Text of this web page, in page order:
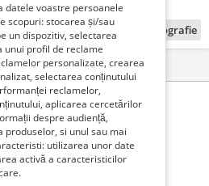
fotografie
Contact
FABRICA
datele voastre persoanele
scopuri: stocarea și/sau
un dispozitiv, selectarea
unui profil de reclame
personalizate, crearea
selectarea conținutului
reclamelor,
aplicarea cercetărilor
despre audiență,
si unul sau mai
utilizarea unor date
activă a caracteristicilor